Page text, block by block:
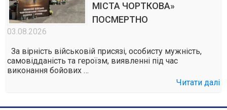
МІСТА ЧОРТКОВА»
ПОСМЕРТНО
03.08.2026
За вірність військовій присязі, особисту мужність,
самовідданість та героїзм, виявленні під час
виконання бойових …
Читати далі